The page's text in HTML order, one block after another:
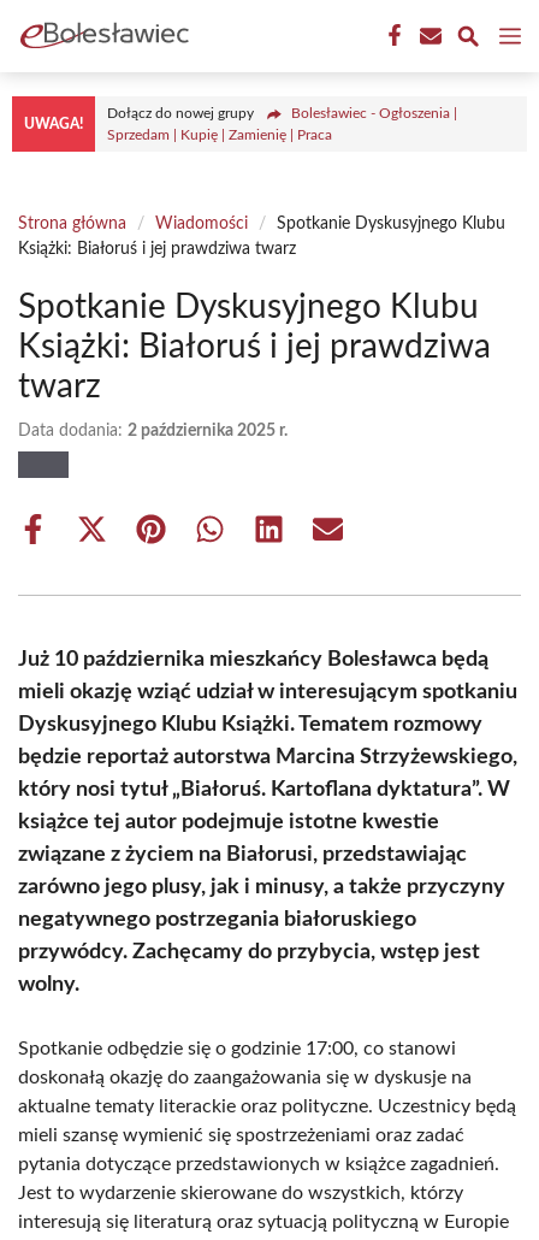
treści
UWAGA!
Dołącz do nowej grupy
Bolesławiec - Ogłoszenia |
Sprzedam | Kupię | Zamienię | Praca
Strona główna / Wiadomości /
Spotkanie Dyskusyjnego Klubu
Książki: Białoruś i jej prawdziwa twarz
Spotkanie Dyskusyjnego Klubu
Książki: Białoruś i jej prawdziwa
twarz
Data dodania: 2 października 2025 r.
Share
Share
(Twitter)
Share Share Share Share
Już 10 października mieszkańcy Bolesławca będą
mieli okazję wziąć udział w interesującym spotkaniu
Dyskusyjnego Klubu Książki. Tematem rozmowy
będzie reportaż autorstwa Marcina Strzyżewskiego,
który nosi tytuł „Białoruś. Kartoflana dyktatura”. W
książce tej autor podejmuje istotne kwestie
związane z życiem na Białorusi, przedstawiając
zarówno jego plusy, jak i minusy, a także przyczyny
negatywnego postrzegania białoruskiego
przywódcy. Zachęcamy do przybycia, wstęp jest
wolny.
Spotkanie odbędzie się o godzinie 17:00, co stanowi
doskonałą okazję do zaangażowania się w dyskusje na
aktualne tematy literackie oraz polityczne. Uczestnicy będą
mieli szansę wymienić się spostrzeżeniami oraz zadać
pytania dotyczące przedstawionych w książce zagadnień.
Jest to wydarzenie skierowane do wszystkich, którzy
interesują się literaturą oraz sytuacją polityczną w Europie